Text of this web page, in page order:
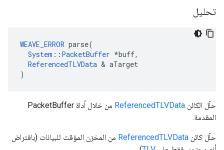
تحليل
WEAVE_ERROR parse(
System::PacketBuffer *buff,
ReferencedTLVData & aTarget
)
حلّل الكائن ReferencedTLVData
من خلال أداة PacketBuffer
المقدمة.
حلّل كائن ReferencedTLVData من المخزن المؤقت للبيانات (بافتراض